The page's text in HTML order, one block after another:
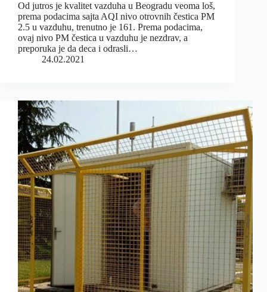
Od jutros je kvalitet vazduha u Beogradu veoma loš,
prema podacima sajta AQI nivo otrovnih čestica PM
2.5 u vazduhu, trenutno je 161. Prema podacima,
ovaj nivo PM čestica u vazduhu je nezdrav, a
preporuka je da deca i odrasli…
24.02.2021